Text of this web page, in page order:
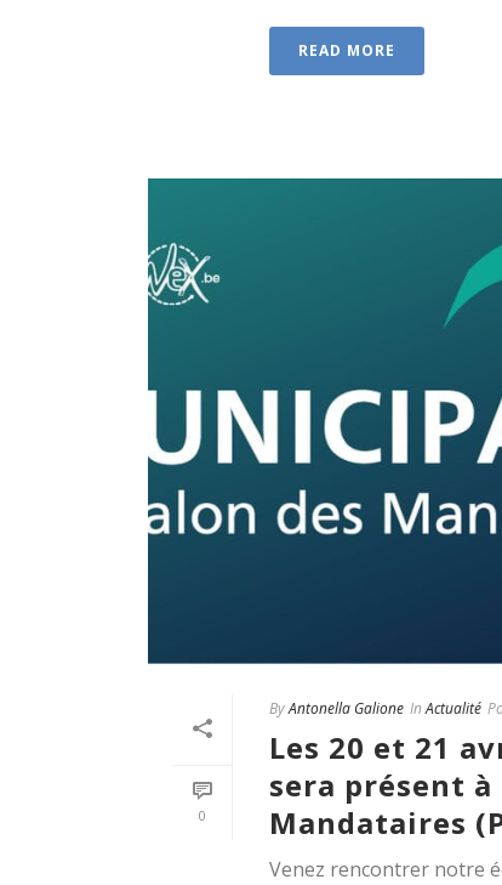
READ MORE
0
ByAntonella Galione In Actualité
Les 20 et 21
sera présent à
Mandataires
Venez rencontrer notre